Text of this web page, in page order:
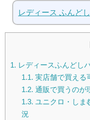
レディース ふんど
1. レディースふんどし
1.1. 実店舗で買える
1.2. 通販で買うのが
1.3. ユニクロ・しま
況